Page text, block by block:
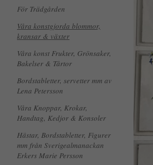
För Trädgården
Våra konstgjorda blommor,
kransar & växter
Våra konst Frukter, Grönsaker,
Bakelser & Tårtor
Bordstabletter, servetter mm av
Lena Petersson
Våra Knoppar, Krokar,
Handtag, Kedjor & Konsoler
Hästar, Bordstabletter, Figurer
mm från Sverigealmanackan
Erkers Marie Persson